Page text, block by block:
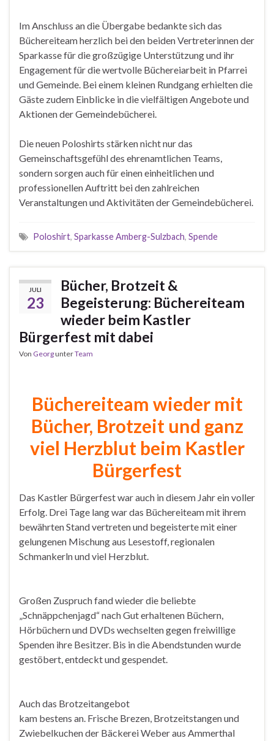
Im Anschluss an die Übergabe bedankte sich das
Büchereiteam herzlich bei den beiden Vertreterinnen der
Sparkasse für die großzügige Unterstützung und ihr
Engagement für die wertvolle Büchereiarbeit in Pfarrei
und Gemeinde. Bei einem kleinen Rundgang erhielten die
Gäste zudem Einblicke in die vielfältigen Angebote und
Aktionen der Gemeindebücherei.
Die neuen Poloshirts stärken nicht nur das
Gemeinschaftsgefühl des ehrenamtlichen Teams,
sondern sorgen auch für einen einheitlichen und
professionellen Auftritt bei den zahlreichen
Veranstaltungen und Aktivitäten der Gemeindebücherei.
Poloshirt, Sparkasse Amberg-Sulzbach, Spende
JULI
23
Bücher, Brotzeit &
Begeisterung: Büchereiteam
wieder beim Kastler
Bürgerfest mit dabei
Von GeorgunterTeam
Büchereiteam wieder mit
Bücher, Brotzeit und ganz
viel Herzblut beim Kastler
Bürgerfest
Das Kastler Bürgerfest war auch in diesem Jahr ein voller
Erfolg. Drei Tage lang war das Büchereiteam mit ihrem
bewährten Stand vertreten und begeisterte mit einer
gelungenen Mischung aus Lesestoff, regionalen
Schmankerln und viel Herzblut.
Großen Zuspruch fand wieder die beliebte
„Schnäppchenjagd“ nach Gut erhaltenen Büchern,
Hörbüchern und DVDs wechselten gegen freiwillige
Spenden ihre Besitzer. Bis in die Abendstunden wurde
gestöbert, entdeckt und gespendet.
Auch das Brotzeitangebot
kam bestens an. Frische Brezen, Brotzeitstangen und
Zwiebelkuchen der Bäckerei Weber aus Ammerthal